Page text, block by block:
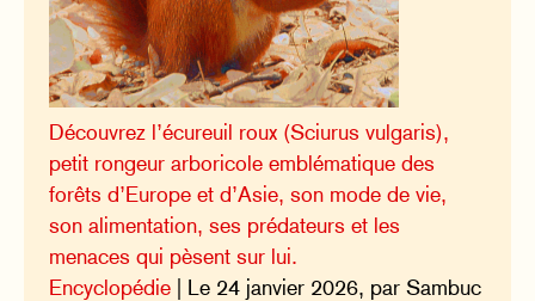
Découvrez l’écureuil roux (Sciurus vulgaris),
petit rongeur arboricole emblématique des
forêts d’Europe et d’Asie, son mode de vie,
son alimentation, ses prédateurs et les
menaces qui pèsent sur lui.
Encyclopédie | Le 24 janvier 2026, par Sambuc